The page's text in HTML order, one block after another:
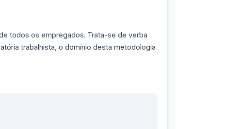
todos os empregados. Trata-se de verba
trabalhista, o domínio desta metodologia